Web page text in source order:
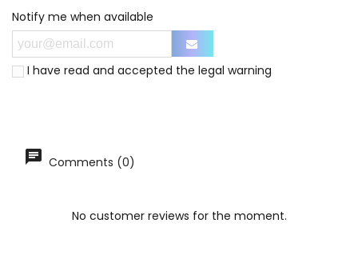
Notify me when available
I have read and accepted the legal warning
Comments (0)
No customer reviews for the moment.